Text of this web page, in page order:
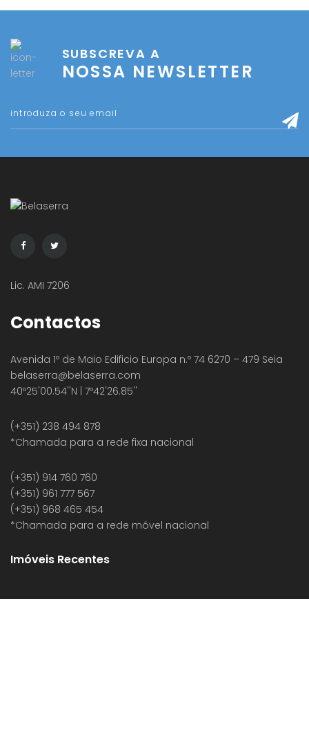
SUBSCREVA A
NOSSA NEWSLETTER
Lic. AMI 7206
Contactos
Avenida 1º de Maio Edificio Europa n.º 74 6270 – 479 Seia
belaserra@belaserra.com
40º25'00.54''N | 7º42'26.85''
(+351) 238 494 878
*Chamada para a rede fixa nacional
(+351) 914 760 760
(+351) 961 777 567
(+351) 968 465 454
*Chamada para a rede móvel nacional
Imóveis Recentes